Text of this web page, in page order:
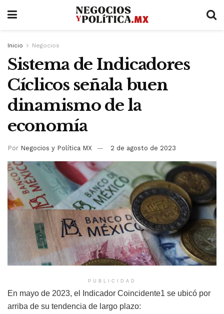
Inicio Negocios
Sistema de Indicadores
Cíclicos señala buen
dinamismo de la
economía
Por Negocios y Política MX 2 de agosto de 2023
PUBLICIDAD
En mayo de 2023, el Indicador Coincidente1 se ubicó por
arriba de su tendencia de largo plazo: